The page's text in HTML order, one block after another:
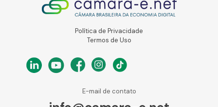
Política de Privacidade
Termos de Uso
E-mail de contato